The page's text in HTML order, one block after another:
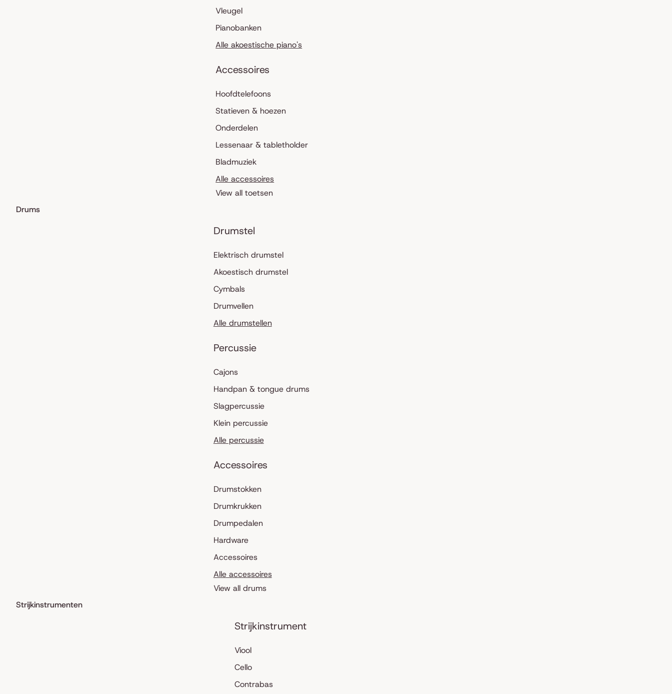
Vleugel
Pianobanken
Alle akoestische piano's
Accessoires
Hoofdtelefoons
Statieven & hoezen
Onderdelen
Lessenaar & tabletholder
Bladmuziek
Alle accessoires
View all toetsen
Drums
Drumstel
Elektrisch drumstel
Akoestisch drumstel
Cymbals
Drumvellen
Alle drumstellen
Percussie
Cajons
Handpan & tongue drums
Slagpercussie
Klein percussie
Alle percussie
Accessoires
Drumstokken
Drumkrukken
Drumpedalen
Hardware
Accessoires
Alle accessoires
View all drums
Strijkinstrumenten
Strijkinstrument
Viool
Cello
Contrabas